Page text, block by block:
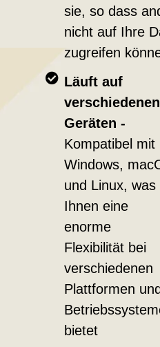
sie, so dass
nicht auf Ihre
zugreifen
Läuft auf
verschiedenen
Geräten -
Kompatibel mit
Windows,
und Linux, was
Ihnen eine
enorme
Flexibilität bei
verschiedenen
Plattformen
bietet